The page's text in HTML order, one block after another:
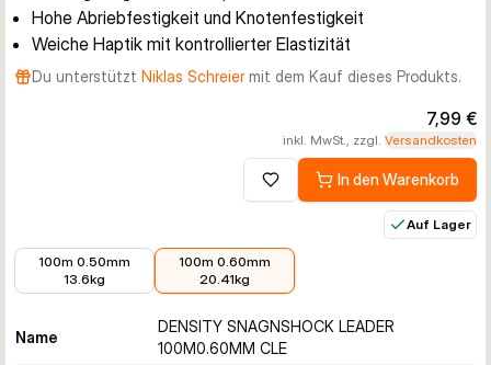
Hohe Abriebfestigkeit und Knotenfestigkeit
Weiche Haptik mit kontrollierter Elastizität
Du unterstützt Niklas Schreiermit dem Kauf dieses Produkts.
7,99 €
inkl. MwSt., zzgl. Versandkosten
Zur Wunschliste hinzufügen
In den Warenkorb
Auf Lager
100m 0.50mm
13.6kg
100m 0.60mm
20.41kg
Name
DENSITY SNAGNSHOCK LEADER
100M0.60MM CLE